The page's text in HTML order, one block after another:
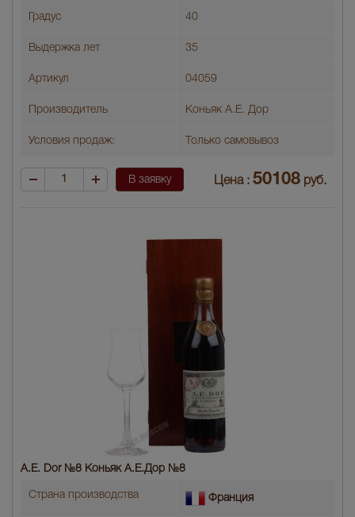
Градус 40
Выдержка лет 35
Артикул 04059
Производитель Коньяк А.Е. Дор
Условия продаж: Только самовывоз
В заявку Цена : 50108 руб.
A.E. Dor №8 Коньяк A.E.Дор №8
Страна производства Франция